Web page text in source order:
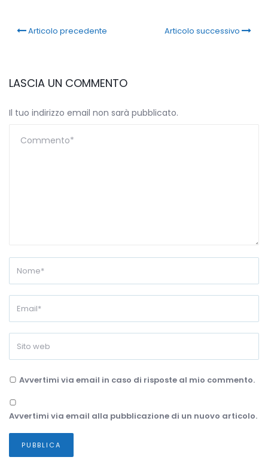
Articolo precedente Articolo successivo
LASCIA UN COMMENTO
Il tuo indirizzo email non sarà pubblicato.
Avvertimi via email in caso di risposte al mio commento.
Avvertimi via email alla pubblicazione di un nuovo articolo.